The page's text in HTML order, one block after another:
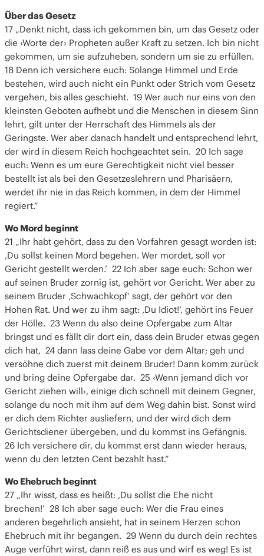
Über das Gesetz
17 „Denkt nicht, dass ich gekommen bin, um das Gesetz oder
die ‹Worte der› Propheten außer Kraft zu setzen. Ich bin nicht
gekommen, um sie aufzuheben, sondern um sie zu erfüllen.
18 Denn ich versichere euch: Solange Himmel und Erde
bestehen, wird auch nicht ein Punkt oder Strich vom Gesetz
vergehen, bis alles geschieht. 19 Wer auch nur eins von den
kleinsten Geboten aufhebt und die Menschen in diesem Sinn
lehrt, gilt unter der Herrschaft des Himmels als der
Geringste. Wer aber danach handelt und entsprechend lehrt,
der wird in diesem Reich hochgeachtet sein. 20 Ich sage
euch: Wenn es um eure Gerechtigkeit nicht viel besser
bestellt ist als bei den Gesetzeslehrern und Pharisäern,
werdet ihr nie in das Reich kommen, in dem der Himmel
regiert.“
Wo Mord beginnt
21 „Ihr habt gehört, dass zu den Vorfahren gesagt worden ist:
‚Du sollst keinen Mord begehen. Wer mordet, soll vor
Gericht gestellt werden.’ 22 Ich aber sage euch: Schon wer
auf seinen Bruder zornig ist, gehört vor Gericht. Wer aber zu
seinem Bruder ‚Schwachkopf‘ sagt, der gehört vor den
Hohen Rat. Und wer zu ihm sagt: ‚Du Idiot!‘, gehört ins Feuer
der Hölle. 23 Wenn du also deine Opfergabe zum Altar
bringst und es fällt dir dort ein, dass dein Bruder etwas gegen
dich hat, 24 dann lass deine Gabe vor dem Altar; geh und
versöhne dich zuerst mit deinem Bruder! Dann komm zurück
und bring deine Opfergabe dar. 25 ‹Wenn jemand dich vor
Gericht ziehen will›, einige dich schnell mit deinem Gegner,
solange du noch mit ihm auf dem Weg dahin bist. Sonst wird
er dich dem Richter ausliefern, und der wird dich dem
Gerichtsdiener übergeben, und du kommst ins Gefängnis.
26 Ich versichere dir, du kommst erst dann wieder heraus,
wenn du den letzten Cent bezahlt hast.“
Wo Ehebruch beginnt
27 „Ihr wisst, dass es heißt: ‚Du sollst die Ehe nicht
brechen!’ 28 Ich aber sage euch: Wer die Frau eines
anderen begehrlich ansieht, hat in seinem Herzen schon
Ehebruch mit ihr begangen. 29 Wenn du durch dein rechtes
Auge verführt wirst, dann reiß es aus und wirf es weg! Es ist